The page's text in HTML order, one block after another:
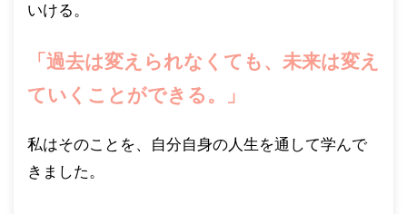
いける。
「過去は変えられなくても、未来は変え
ていくことができる。」
私はそのことを、自分自身の人生を通して学んで
きました。